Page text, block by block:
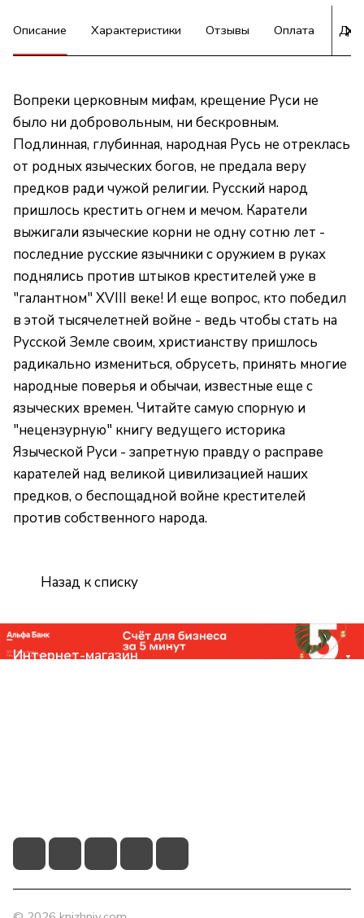
Описание Характеристики Отзывы Оплата
Вопреки церковным мифам, крещение Руси не
было ни добровольным, ни бескровным.
Подлинная, глубинная, народная Русь не отреклась
от родных языческих богов, не предала веру
предков ради чужой религии. Русский народ
пришлось крестить огнем и мечом. Каратели
выжигали языческие корни не одну сотню лет -
последние русские язычники с оружием в руках
поднялись против штыков крестителей уже в
"галантном" XVIII веке! И еще вопрос, кто победил
в этой тысячелетней войне - ведь чтобы стать на
Русской Земле своим, христианству пришлось
радикально измениться, обрусеть, принять многие
народные поверья и обычаи, известные еще с
языческих времен. Читайте самую спорную и
"нецензурную" книгу ведущего историка
Языческой Руси - запретную правду о расправе
карателей над великой цивилизацией наших
предков, о беспощадной войне крестителей
против собственного народа.
Назад к списку
Интернет-магазин